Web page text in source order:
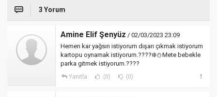
3 Yorum
Amine Elif Şenyüz / 02/03/2023 23:09
Hemen kar yağsın istiyorum dışarı çıkmak istiyorum
kartopu oynamak istiyorum.????❄️⛄️Mete bebekle
parka gitmek istiyorum.????
Yanıtla (0) (0)